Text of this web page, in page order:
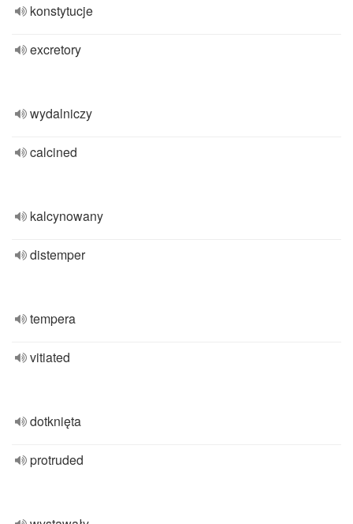
konstytucje
excretory
wydalniczy
calcined
kalcynowany
distemper
tempera
vitiated
dotknięta
protruded